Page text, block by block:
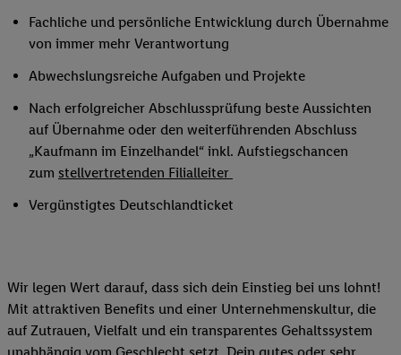
Fachliche und persönliche Entwicklung durch Übernahme
von immer mehr Verantwortung
Abwechslungsreiche Aufgaben und Projekte
Nach erfolgreicher Abschlussprüfung beste Aussichten
auf Übernahme oder den weiterführenden Abschluss
„Kaufmann im Einzelhandel“ inkl. Aufstiegschancen
zum stellvertretenden Filialleiter
Vergünstigtes Deutschlandticket
Wir legen Wert darauf, dass sich dein Einstieg bei uns lohnt!
Mit attraktiven Benefits und einer Unternehmenskultur, die
auf Zutrauen, Vielfalt und ein transparentes Gehaltssystem
unabhängig vom Geschlecht setzt. Dein gutes oder sehr